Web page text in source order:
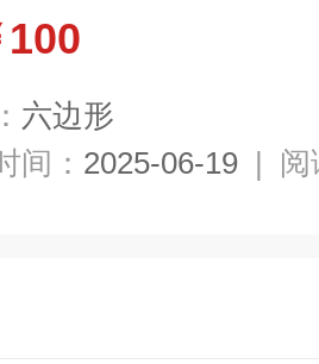
100
六边形
间： 2025-06-19 | 阅